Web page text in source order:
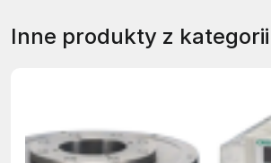
Inne produkty z kategorii